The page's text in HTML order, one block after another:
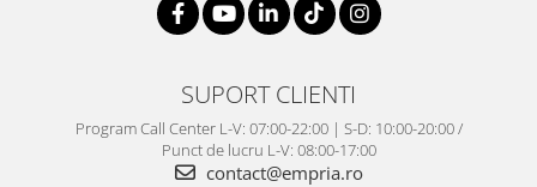
SUPORT CLIENTI
Program Call Center L-V: 07:00-22:00 | S-D: 10:00-20:00 /
Punct de lucru L-V: 08:00-17:00
contact@empria.ro